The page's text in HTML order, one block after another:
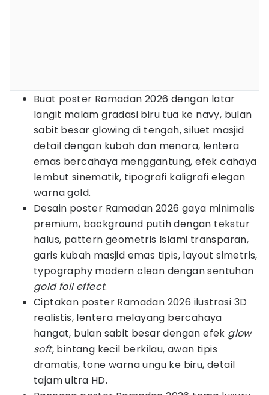
Buat poster Ramadan 2026 dengan latar
langit malam gradasi biru tua ke navy, bulan
sabit besar glowing di tengah, siluet masjid
detail dengan kubah dan menara, lentera
emas bercahaya menggantung, efek cahaya
lembut sinematik, tipografi kaligrafi elegan
warna gold.
Desain poster Ramadan 2026 gaya minimalis
premium, background putih dengan tekstur
halus, pattern geometris Islami transparan,
garis kubah masjid emas tipis, layout simetris,
typography modern clean dengan sentuhan
gold foil effect.
Ciptakan poster Ramadan 2026 ilustrasi 3D
realistis, lentera melayang bercahaya
hangat, bulan sabit besar dengan efek glow
soft, bintang kecil berkilau, awan tipis
dramatis, tone warna ungu ke biru, detail
tajam ultra HD.